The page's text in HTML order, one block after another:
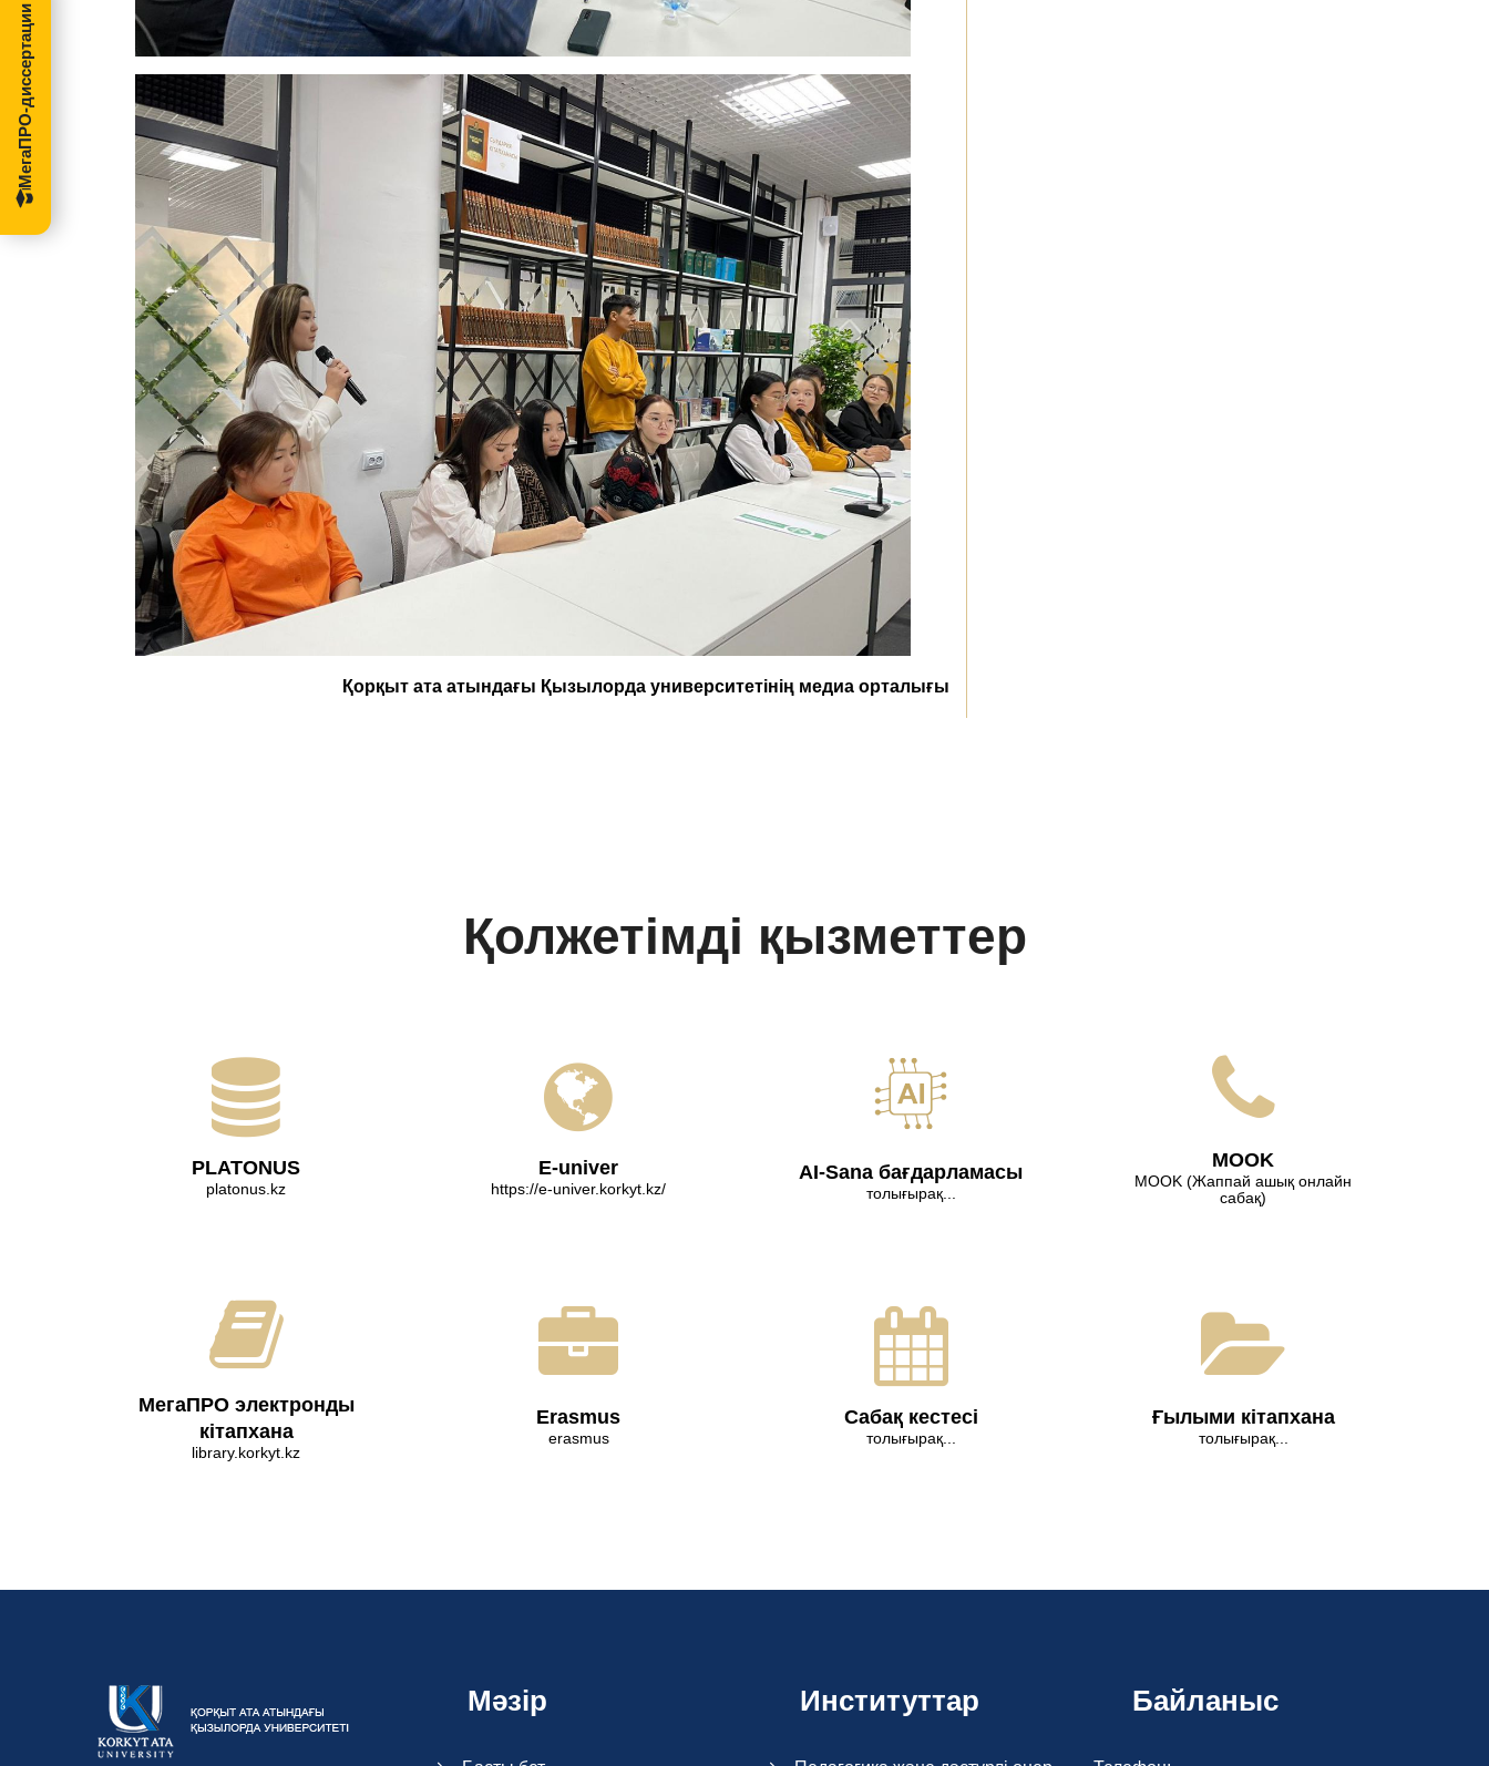
Қорқыт ата атындағы Қызылорда университетінің медиа орталығы
Қолжетімді қызметтер
PLATONUS
platonus.kz
E-univer
https://e-univer.korkyt.kz/
AI-Sana бағдарламасы
толығырақ...
МООK
МООK (Жаппай ашық онлайн
сабақ)
МегаПРО электронды
кітапхана
library.korkyt.kz
Erasmus
erasmus
Сабақ кестесі
толығырақ...
Ғылыми кітапхана
толығырақ...
Мәзір Институттар Байланыс
МегаПРО-диссертации